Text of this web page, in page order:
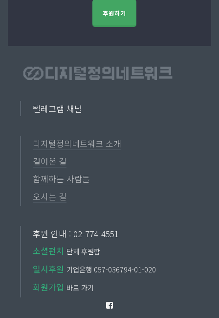
후원하기
텔레그램 채널
디지털정의네트워크 소개
걸어온 길
함께하는 사람들
오시는 길
후원 안내 : 02-774-4551
소셜펀치 단체 후원함
일시후원 기업은행 057-036794-01-020
회원가입 바로 가기
Facebook